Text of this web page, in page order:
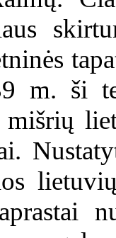
m. ši
mišrių